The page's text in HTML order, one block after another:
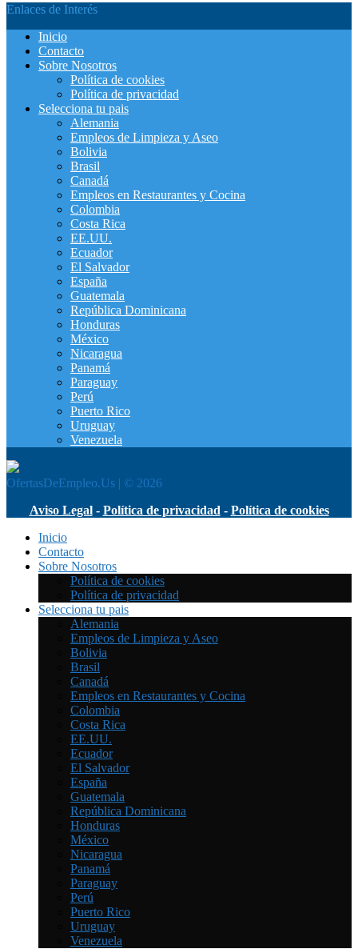
Enlaces de Interés
Inicio
Contacto
Sobre Nosotros
Política de cookies
Política de privacidad
Selecciona tu pais
Alemania
Empleos de Limpieza y Aseo
Bolivia
Brasil
Canadá
Empleos en Restaurantes y Cocina
Colombia
Costa Rica
EE.UU.
Ecuador
El Salvador
España
Guatemala
República Dominicana
Honduras
México
Nicaragua
Panamá
Paraguay
Perú
Puerto Rico
Uruguay
Venezuela
OfertasDeEmpleo.Us | © 2026
Aviso Legal- Política de privacidad - Política de cookies
Inicio
Contacto
Sobre Nosotros
Política de cookies
Política de privacidad
Selecciona tu pais
Alemania
Empleos de Limpieza y Aseo
Bolivia
Brasil
Canadá
Empleos en Restaurantes y Cocina
Colombia
Costa Rica
EE.UU.
Ecuador
El Salvador
España
Guatemala
República Dominicana
Honduras
México
Nicaragua
Panamá
Paraguay
Perú
Puerto Rico
Uruguay
Venezuela